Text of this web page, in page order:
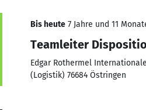
Bis heute 7 Jahre und 11
Teamleiter
Edgar Rothermel
(Logistik) 76684 Östringen